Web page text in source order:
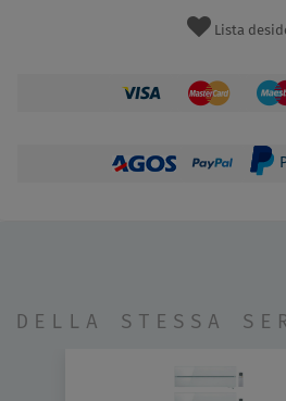
Lista
DELLA STESSA